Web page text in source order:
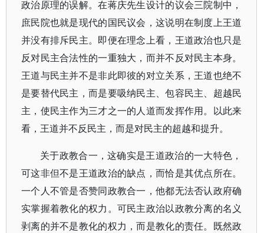
政治原理的误解。在蒋庆先生设计的议会三院制中，
庶民院也就是现代的国民议会，这说明在制度上王道
并没有排斥民主。即便在理念上看，王道政治也只是
反对民主合法性的一重独大，而并不反对民主本身。
王道与民主并不是非此即彼的对立关系，王道也绝不
是要替代民主，而是要吸纳民主、包容民主、超越民
主，使民主作为三才之一的人道而发挥作用。以此来
看，王道并不反民主，而是对民主的超越和提升。
关于政教合一，这确实是王道政治的一大特色，
可这非但不是王道政治的缺点，而恰是其优点所在。
一个人不管是否赞同政教合一，他都无法否认政府确
实掌握着教化的权力。可民主政治以政教分离的名义
剥离的并不是教化的权力，而是教化的责任。既然政